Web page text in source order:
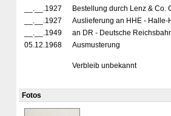
__.__.1927
Bestellung durch Lenz & Co.
__.__.1927
Auslieferung an HHE -
__.__.1949
an DR - Deutsche
05.12.1968
Ausmusterung
Verbleib unbekannt
Fotos